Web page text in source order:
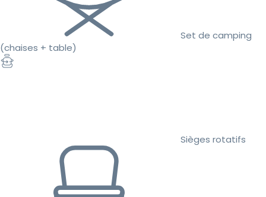
Set de camping
(chaises + table)
Sièges rotatifs